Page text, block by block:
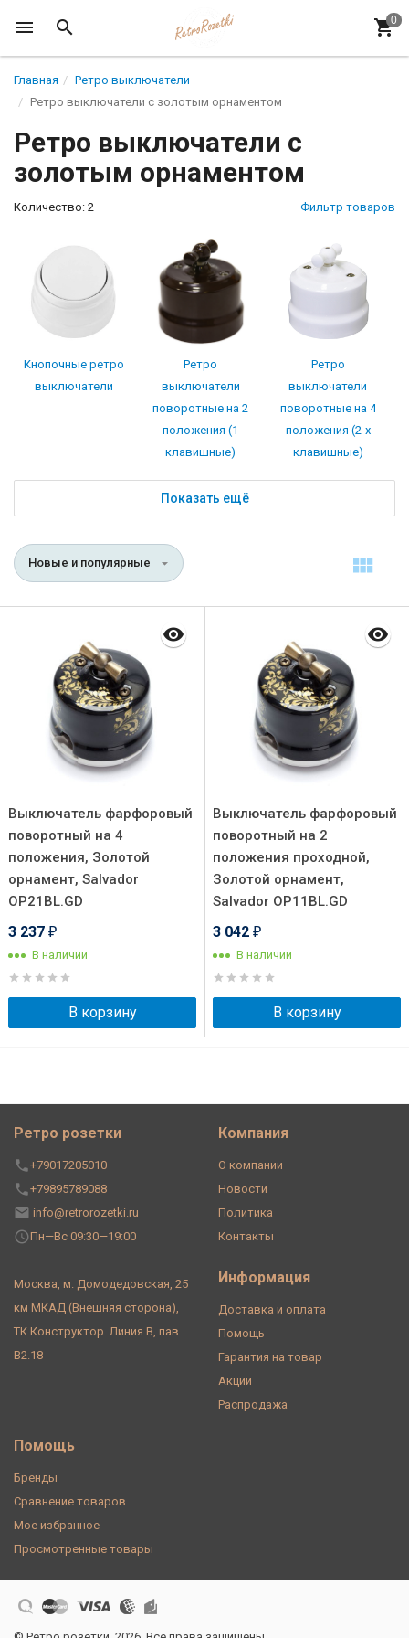
Главная
Ретро выключатели
Ретро выключатели с золотым орнаментом
Ретро выключатели с
золотым орнаментом
Количество: 2 Фильтр товаров
Кнопочные ретро
выключатели
Ретро
выключатели
поворотные на 2
положения (1
клавишные)
Ретро
выключатели
поворотные на 4
положения (2-х
клавишные)
Показать ещё
Новые и популярные
Выключатель фарфоровый
поворотный на 4
положения, Золотой
орнамент, Salvador
OP21BL.GD
3 237 ₽
В наличии
В корзину
Выключатель фарфоровый
поворотный на 2
положения проходной,
Золотой орнамент,
Salvador OP11BL.GD
3 042 ₽
В наличии
В корзину
Ретро розетки
+79017205010
+79895789088
info@retrorozetki.ru
Пн—Вс 09:30—19:00
Москва, м. Домодедовская, 25
км МКАД (Внешняя сторона),
ТК Конструктор. Линия В, пав
В2.18
Компания
О компании
Новости
Политика
Контакты
Информация
Доставка и оплата
Помощь
Гарантия на товар
Акции
Распродажа
Помощь
Бренды
Сравнение товаров
Мое избранное
Просмотренные товары